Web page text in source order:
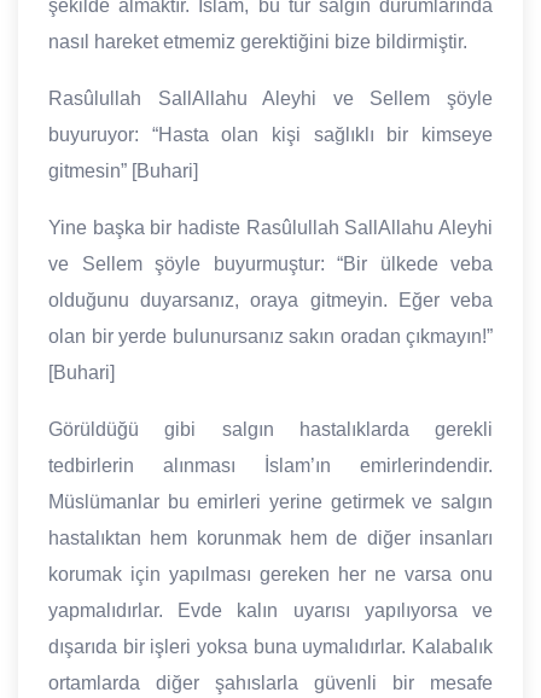
şekilde almaktır. İslam, bu tür salgın durumlarında
nasıl hareket etmemiz gerektiğini bize bildirmiştir.
Rasûlullah SallAllahu Aleyhi ve Sellem şöyle
buyuruyor: “Hasta olan kişi sağlıklı bir kimseye
gitmesin” [Buhari]
Yine başka bir hadiste Rasûlullah SallAllahu Aleyhi
ve Sellem şöyle buyurmuştur: “Bir ülkede veba
olduğunu duyarsanız, oraya gitmeyin. Eğer veba
olan bir yerde bulunursanız sakın oradan çıkmayın!”
[Buhari]
Görüldüğü gibi salgın hastalıklarda gerekli
tedbirlerin alınması İslam’ın emirlerindendir.
Müslümanlar bu emirleri yerine getirmek ve salgın
hastalıktan hem korunmak hem de diğer insanları
korumak için yapılması gereken her ne varsa onu
yapmalıdırlar. Evde kalın uyarısı yapılıyorsa ve
dışarıda bir işleri yoksa buna uymalıdırlar. Kalabalık
ortamlarda diğer şahıslarla güvenli bir mesafe